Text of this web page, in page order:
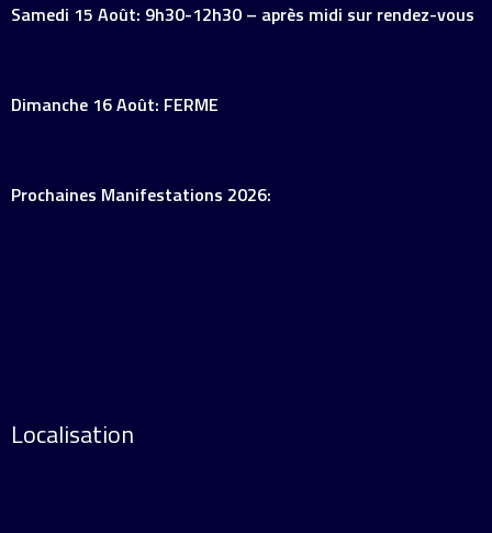
Samedi 15 Août: 9h30-12h30 – après midi sur rendez-vous
Dimanche 16 Août: FERME
Prochaines Manifestations 2026:
Localisation